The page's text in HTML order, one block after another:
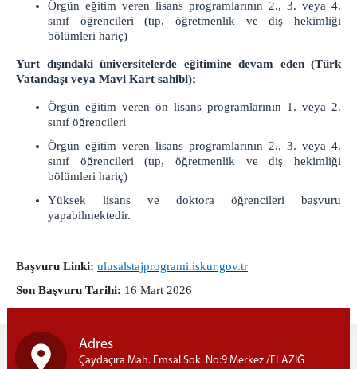
ADALET KOMİSYONU
Adalet Komisyonu Kalemi
İLETİŞİM
Örgün eğitim veren lisans programlarının 2., 3. veya 4.
sınıf öğrencileri (tıp, öğretmenlik ve diş hekimliği
bölümleri hariç)
Yurt dışındaki üniversitelerde eğitimine devam eden (Türk
Vatandaşı veya Mavi Kart sahibi);
Örgün eğitim veren ön lisans programlarının 1. veya 2.
sınıf öğrencileri
Örgün eğitim veren lisans programlarının 2., 3. veya 4.
sınıf öğrencileri (tıp, öğretmenlik ve diş hekimliği
bölümleri hariç)
Yüksek lisans ve doktora öğrencileri başvuru
yapabilmektedir.
Başvuru Linki: ulusalstajprogrami.iskur.gov.tr
Son Başvuru Tarihi: 16 Mart 2026
Adres
Çaydaçıra Mah. Emsal Sok. No:9 Merkez /ELAZIĞ